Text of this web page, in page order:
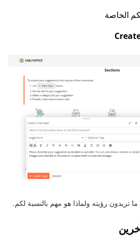
الخاصة
رؤيته ولماذا هو مهم بالنسبة لكم.